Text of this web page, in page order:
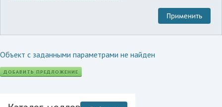
Объект с заданными параметрами не найден
ДОБАВИТЬ ПРЕДЛОЖЕНИЕ